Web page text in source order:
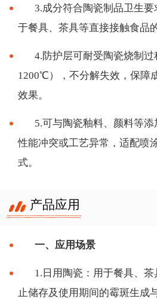
3.成分符合陶瓷制品卫生
于餐具、茶具等直接接触食品
4.防护层可耐受陶瓷烧制
1200℃），不分解失效，保障
效果。
5.可与陶瓷釉料、颜料等
性能冲突或工艺异常，适配喷
式。
产品应用
一、应用场景
1.日用陶瓷：用于餐具、
止储存及使用期间的霉斑生成